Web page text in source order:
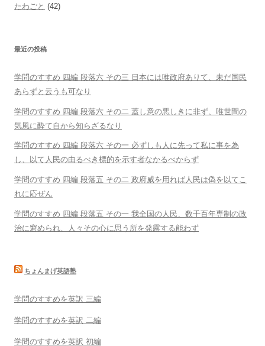
たわごと (42)
最近の投稿
学問のすすめ 四編 段落六 その三 日本には唯政府ありて、未だ国民
あらずと云うも可なり
学問のすすめ 四編 段落六 その二 蓋し意の悪しきに非ず、唯世間の
気風に酔て自から知らざるなり
学問のすすめ 四編 段落六 その一 必ずしも人に先って私に事を為
し、以て人民の由るべき標的を示す者なかるべからず
学問のすすめ 四編 段落五 その二 政府威を用れば人民は偽を以てこ
れに応ぜん
学問のすすめ 四編 段落五 その一 我全国の人民、数千百年専制の政
治に窘められ、人々その心に思う所を発露する能わず
ちょんまげ英語塾
学問のすすめを英訳 三編
学問のすすめを英訳 二編
学問のすすめを英訳 初編